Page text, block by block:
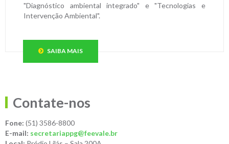
"Diagnóstico ambiental integrado" e "Tecnologias e
Intervenção Ambiental".
SAIBA MAIS
Contate-nos
Fone: (51) 3586-8800
E-mail: secretariappg@feevale.br